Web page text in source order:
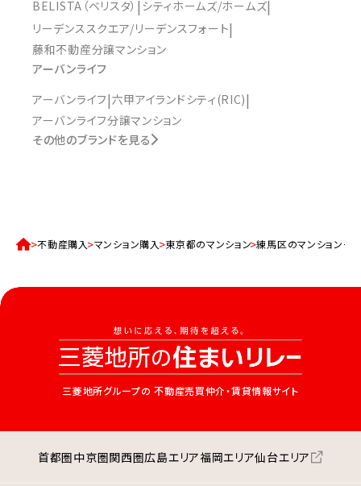
BELISTA（ベリスタ） シティホームズ/ホームズ
リーデンススクエア/リーデンスフォート
藤和不動産分譲マンション
アーバンライフ
アーバンライフ 六甲アイランドシティ(RIC)
アーバンライフ分譲マンション
その他のブランドを見る
不動産購入 マンション購入 東京都のマンション 練馬区のマンション一
三菱地所グループの 不動産売買仲介・賃貸情報サイト
首都圏中京圏関西圏広島エリア福岡エリア仙台エリア